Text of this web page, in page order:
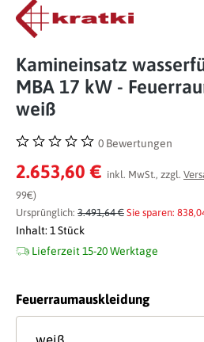
Kamineinsatz
MBA 17 kW -
weiß
Durchschnittliche Bewertung von 0
0 Bewertungen
2.653,60 € inkl. MwSt., zzgl.
99€)
Ursprünglich: 3.491,64 € Sie sparen:
Inhalt: 1 Stück
Lieferzeit 15-20 Werktage
Feuerraumauskleidung